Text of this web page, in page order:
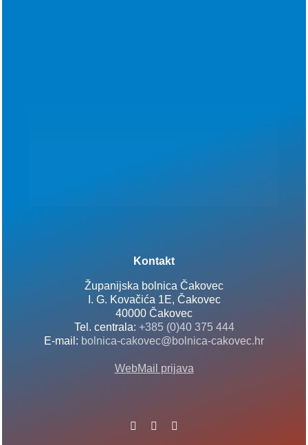
Kontakt
Županijska bolnica Čakovec
I. G. Kovačića 1E, Čakovec
40000 Čakovec
Tel. centrala: +385 (0)40 375 444
E-mail: bolnica-cakovec@bolnica-cakovec.hr
WebMail prijava